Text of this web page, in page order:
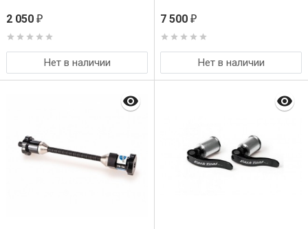
2 050 ₽
Нет в наличии
7 500 ₽
Нет в наличии